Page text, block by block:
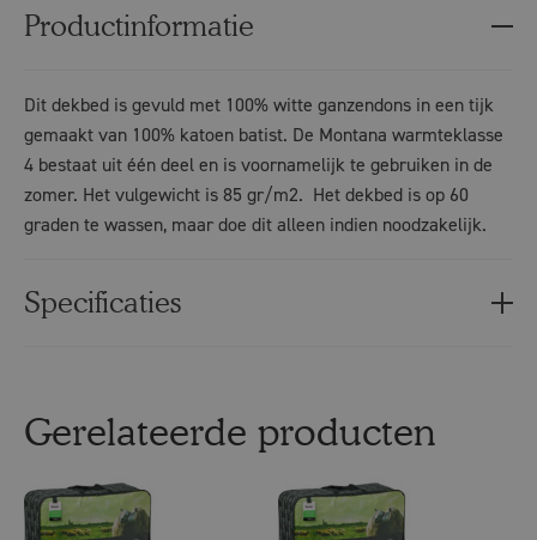
Productinformatie
Dit dekbed is gevuld met 100% witte ganzendons in een tijk
gemaakt van 100% katoen batist. De Montana warmteklasse
4 bestaat uit één deel en is voornamelijk te gebruiken in de
zomer. Het vulgewicht is 85 gr/m2. Het dekbed is op 60
graden te wassen, maar doe dit alleen indien noodzakelijk.
Specificaties
Gerelateerde producten